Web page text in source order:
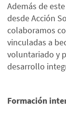
Además de
desde Acción
colaboramos
vinculadas a
voluntariado y
desarrollo
Formación